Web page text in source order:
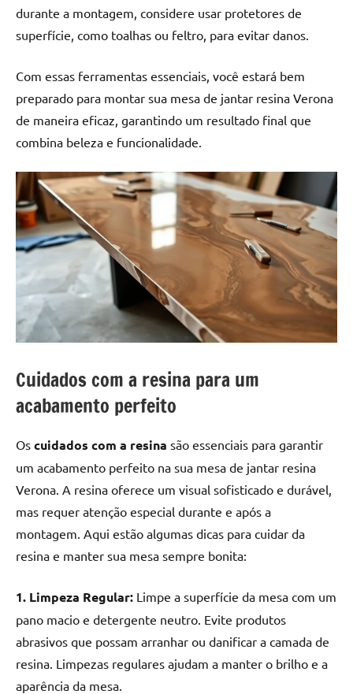
durante a montagem, considere usar protetores de
superfície, como toalhas ou feltro, para evitar danos.
Com essas ferramentas essenciais, você estará bem
preparado para montar sua mesa de jantar resina Verona
de maneira eficaz, garantindo um resultado final que
combina beleza e funcionalidade.
Cuidados com a resina para um
acabamento perfeito
Os cuidados com a resina são essenciais para garantir
um acabamento perfeito na sua mesa de jantar resina
Verona. A resina oferece um visual sofisticado e durável,
mas requer atenção especial durante e após a
montagem. Aqui estão algumas dicas para cuidar da
resina e manter sua mesa sempre bonita:
1. Limpeza Regular: Limpe a superfície da mesa com um
pano macio e detergente neutro. Evite produtos
abrasivos que possam arranhar ou danificar a camada de
resina. Limpezas regulares ajudam a manter o brilho e a
aparência da mesa.